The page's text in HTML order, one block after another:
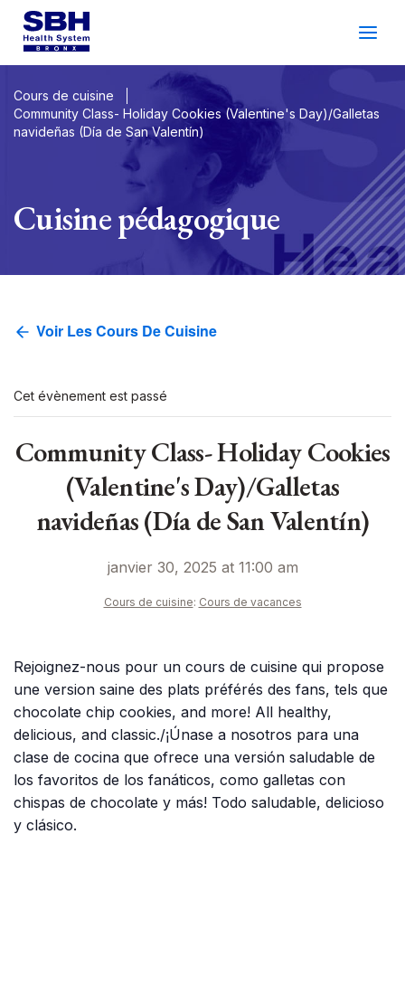
Espagnol
Emplacements
Services
Les Patients & Visiteurs
Bien-Être Communautaire
À Propos De SBH
Trouver unMédecin
Faire Rendez-Vous
Cours de cuisine
Community Class- Holiday Cookies (Valentine's Day)/Galletas
navideñas (Día de San Valentín)
Cuisine pédagogique
Voir Les Cours De Cuisine
Cet évènement est passé
Community Class- Holiday Cookies
(Valentine's Day)/Galletas
navideñas (Día de San Valentín)
janvier 30, 2025 at 11:00 am
Cours de cuisine: Cours de vacances
Rejoignez-nous pour un cours de cuisine qui propose
une version saine des plats préférés des fans, tels que
chocolate chip cookies, and more! All healthy,
delicious, and classic./¡Únase a nosotros para una
clase de cocina que ofrece una versión saludable de
los favoritos de los fanáticos, como galletas con
chispas de chocolate y más! Todo saludable, delicioso
y clásico.